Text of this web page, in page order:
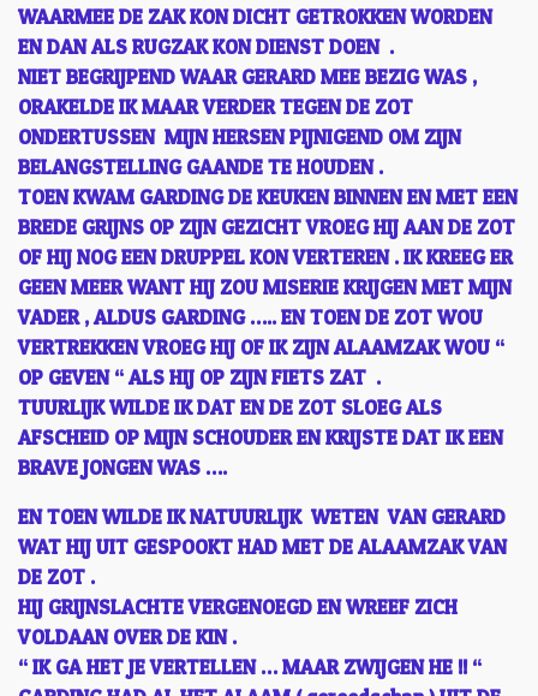
WAARMEE DE ZAK KON DICHT GETROKKEN WORDEN
EN DAN ALS RUGZAK KON DIENST DOEN .
NIET BEGRIJPEND WAAR GERARD MEE BEZIG WAS ,
ORAKELDE IK MAAR VERDER TEGEN DE ZOT
ONDERTUSSEN MIJN HERSEN PIJNIGEND OM ZIJN
BELANGSTELLING GAANDE TE HOUDEN .
TOEN KWAM GARDING DE KEUKEN BINNEN EN MET EEN
BREDE GRIJNS OP ZIJN GEZICHT VROEG HIJ AAN DE ZOT
OF HIJ NOG EEN DRUPPEL KON VERTEREN . IK KREEG ER
GEEN MEER WANT HIJ ZOU MISERIE KRIJGEN MET MIJN
VADER , ALDUS GARDING ….. EN TOEN DE ZOT WOU
VERTREKKEN VROEG HIJ OF IK ZIJN ALAAMZAK WOU “
OP GEVEN “ ALS HIJ OP ZIJN FIETS ZAT .
TUURLIJK WILDE IK DAT EN DE ZOT SLOEG ALS
AFSCHEID OP MIJN SCHOUDER EN KRIJSTE DAT IK EEN
BRAVE JONGEN WAS ….
EN TOEN WILDE IK NATUURLIJK WETEN VAN GERARD
WAT HIJ UIT GESPOOKT HAD MET DE ALAAMZAK VAN
DE ZOT .
HIJ GRIJNSLACHTE VERGENOEGD EN WREEF ZICH
VOLDAAN OVER DE KIN .
“ IK GA HET JE VERTELLEN … MAAR ZWIJGEN HE !! “